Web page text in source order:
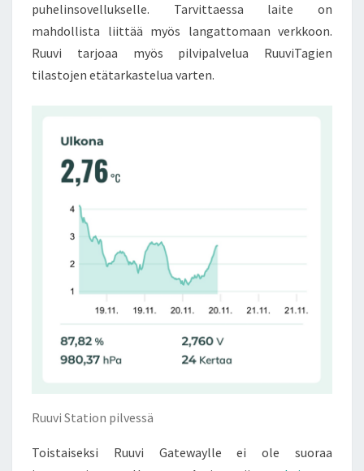
puhelinsovellukselle. Tarvittaessa laite on
mahdollista liittää myös langattomaan verkkoon.
Ruuvi tarjoaa myös pilvipalvelua RuuviTagien
tilastojen etätarkastelua varten.
Ruuvi Station pilvessä
Toistaiseksi Ruuvi Gatewaylle ei ole suoraa